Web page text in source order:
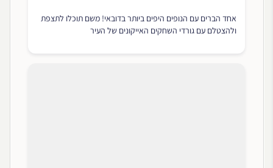
אחד הברים עם הנופים היפים ביותר בדובאי! משם תוכלו לתצפת
ולהצטלם עם גורדי השחקים האייקונים של העיר